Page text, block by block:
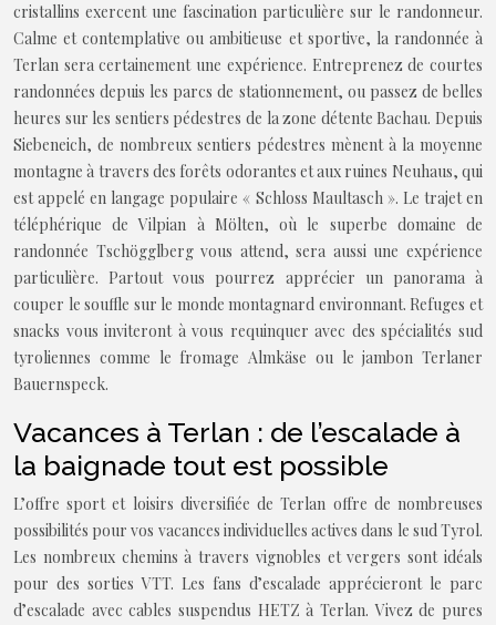
cristallins exercent une fascination particulière sur le randonneur.
Calme et contemplative ou ambitieuse et sportive, la randonnée à
Terlan sera certainement une expérience. Entreprenez de courtes
randonnées depuis les parcs de stationnement, ou passez de belles
heures sur les sentiers pédestres de la zone détente Bachau. Depuis
Siebeneich, de nombreux sentiers pédestres mènent à la moyenne
montagne à travers des forêts odorantes et aux ruines Neuhaus, qui
est appelé en langage populaire « Schloss Maultasch ». Le trajet en
téléphérique de Vilpian à Mölten, où le superbe domaine de
randonnée Tschögglberg vous attend, sera aussi une expérience
particulière. Partout vous pourrez apprécier un panorama à
couper le souffle sur le monde montagnard environnant. Refuges et
snacks vous inviteront à vous requinquer avec des spécialités sud
tyroliennes comme le fromage Almkäse ou le jambon Terlaner
Bauernspeck.
Vacances à Terlan : de l’escalade à
la baignade tout est possible
L’offre sport et loisirs diversifiée de Terlan offre de nombreuses
possibilités pour vos vacances individuelles actives dans le sud Tyrol.
Les nombreux chemins à travers vignobles et vergers sont idéals
pour des sorties VTT. Les fans d’escalade apprécieront le parc
d’escalade avec cables suspendus HETZ à Terlan. Vivez de pures